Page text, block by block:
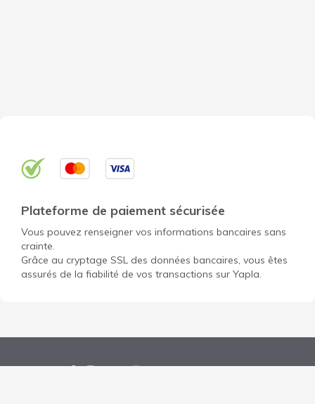
Plateforme de paiement sécurisée
Vous pouvez renseigner vos informations bancaires sans
crainte.
Grâce au cryptage SSL des données bancaires, vous êtes
assurés de la fiabilité de vos transactions sur Yapla.